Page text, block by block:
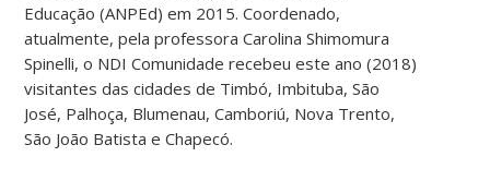
Educação (ANPEd) em 2015. Coordenado,
atualmente, pela professora Carolina Shimomura
Spinelli, o NDI Comunidade recebeu este ano (2018)
visitantes das cidades de Timbó, Imbituba, São
José, Palhoça, Blumenau, Camboriú, Nova Trento,
São João Batista e Chapecó.